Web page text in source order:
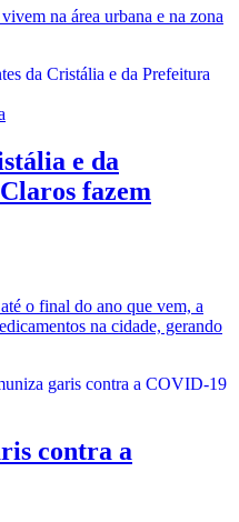
na área urbana e na zona
e da
fazem
o final do ano que vem, a
na cidade, gerando
contra a